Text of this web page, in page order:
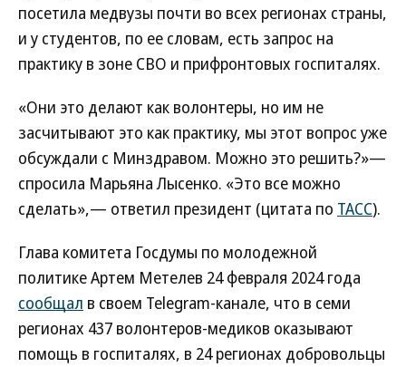
посетила медвузы почти во всех регионах страны,
и у студентов, по ее словам, есть запрос на
практику в зоне СВО и прифронтовых госпиталях.
«Они это делают как волонтеры, но им не
засчитывают это как практику, мы этот вопрос уже
обсуждали с Минздравом. Можно это решить?»—
спросила Марьяна Лысенко. «Это все можно
сделать»,— ответил президент (цитата по ТАСС).
Глава комитета Госдумы по молодежной
политике Артем Метелев 24 февраля 2024 года
сообщал в своем Telegram-канале, что в семи
регионах 437 волонтеров-медиков оказывают
помощь в госпиталях, в 24 регионах добровольцы